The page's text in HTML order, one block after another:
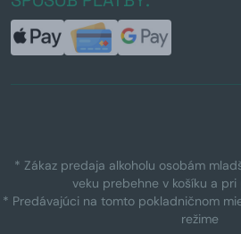
* Zákaz predaja alkoholu osobám
veku prebehne v košíku a pri
* Predávajúci na tomto pokladničnom
režime